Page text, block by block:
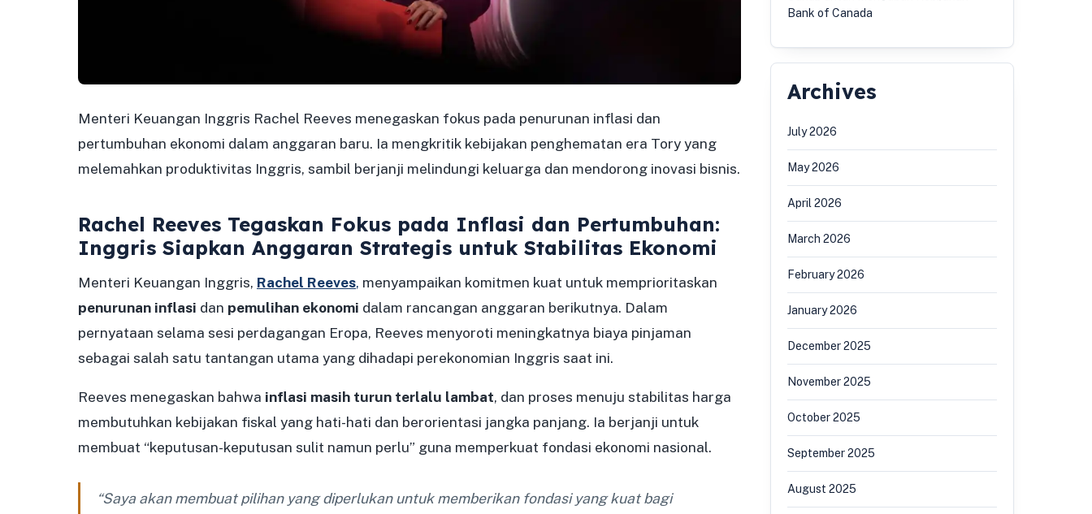
Menteri Keuangan Inggris Rachel Reeves menegaskan fokus pada penurunan inflasi dan
pertumbuhan ekonomi dalam anggaran baru. Ia mengkritik kebijakan penghematan era Tory yang
melemahkan produktivitas Inggris, sambil berjanji melindungi keluarga dan mendorong inovasi bisnis.
Rachel Reeves Tegaskan Fokus pada Inflasi dan Pertumbuhan:
Inggris Siapkan Anggaran Strategis untuk Stabilitas Ekonomi
Menteri Keuangan Inggris, Rachel Reeves, menyampaikan komitmen kuat untuk memprioritaskan
penurunan inflasi dan pemulihan ekonomi dalam rancangan anggaran berikutnya. Dalam
pernyataan selama sesi perdagangan Eropa, Reeves menyoroti meningkatnya biaya pinjaman
sebagai salah satu tantangan utama yang dihadapi perekonomian Inggris saat ini.
Reeves menegaskan bahwa inflasi masih turun terlalu lambat, dan proses menuju stabilitas harga
membutuhkan kebijakan fiskal yang hati-hati dan berorientasi jangka panjang. Ia berjanji untuk
membuat “keputusan-keputusan sulit namun perlu” guna memperkuat fondasi ekonomi nasional.
“Saya akan membuat pilihan yang diperlukan untuk memberikan fondasi yang kuat bagi
Bank of Canada
Archives
July 2026
May 2026
April 2026
March 2026
February 2026
January 2026
December 2025
November 2025
October 2025
September 2025
August 2025